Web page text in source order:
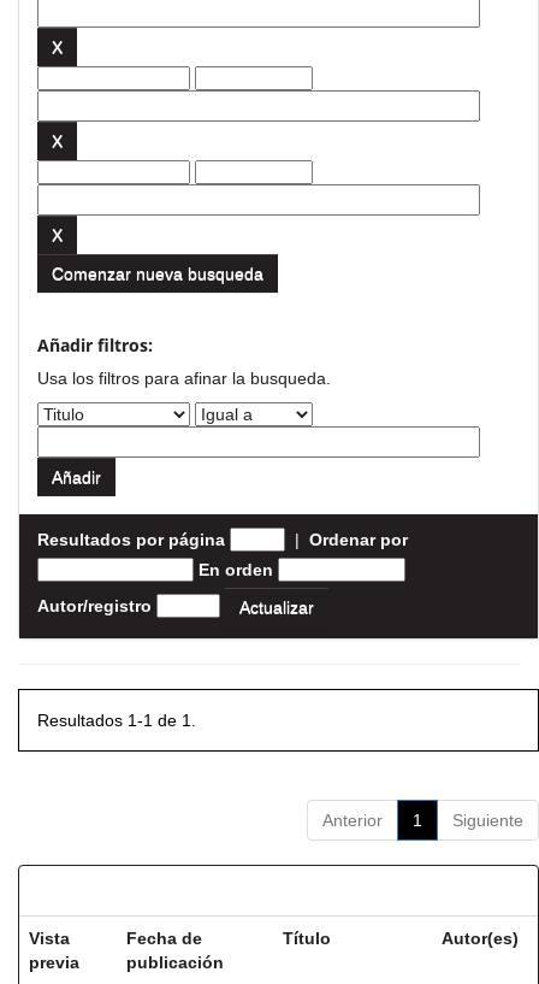
Comenzar nueva busqueda
Añadir filtros:
Usa los filtros para afinar la busqueda.
Resultados por página | Ordenar por
En orden
Autor/registro
Resultados 1-1 de 1.
Anterior 1 Siguiente
Vista
previa
Fecha de
publicación
Título Autor(es)